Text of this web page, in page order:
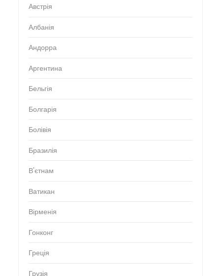
Австрія
Албанія
Андорра
Аргентина
Бельгія
Болгарія
Болівія
Бразилія
В'єтнам
Ватикан
Вірменія
Гонконг
Греція
Грузія